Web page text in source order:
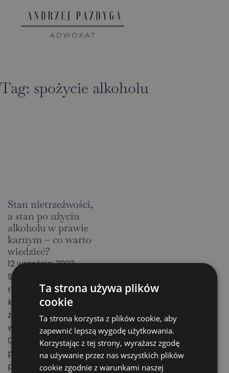
Tag: spożycie alkoholu
Stan nietrzeźwości,
a stan po użyciu
alkoholu w prawie
karnym – co warto
wiedzieć?
12 września, 2023
Stan nietrzeźwości w
rozumieniu kodeksu
karnego zachodzi, gdy:
zawartość alkoholu
we krwi przekracza
0,5 promila albo
prowadzi do stężenia
przekraczającego…
Ta strona używa plików
cookie
Ta strona korzysta z plików cookie, aby
zapewnić lepszą wygodę użytkowania.
Korzystając z tej strony, wyrażasz zgodę
na używanie przez nas wszystkich plików
cookie zgodnie z warunkami naszej